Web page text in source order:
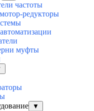
частоты
редукторы
муфты
▼